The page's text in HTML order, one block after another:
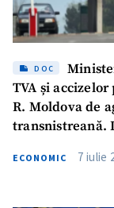
DOC
TVA și
R. Moldova de
transnistreană.
ECONOMIC 7 iulie